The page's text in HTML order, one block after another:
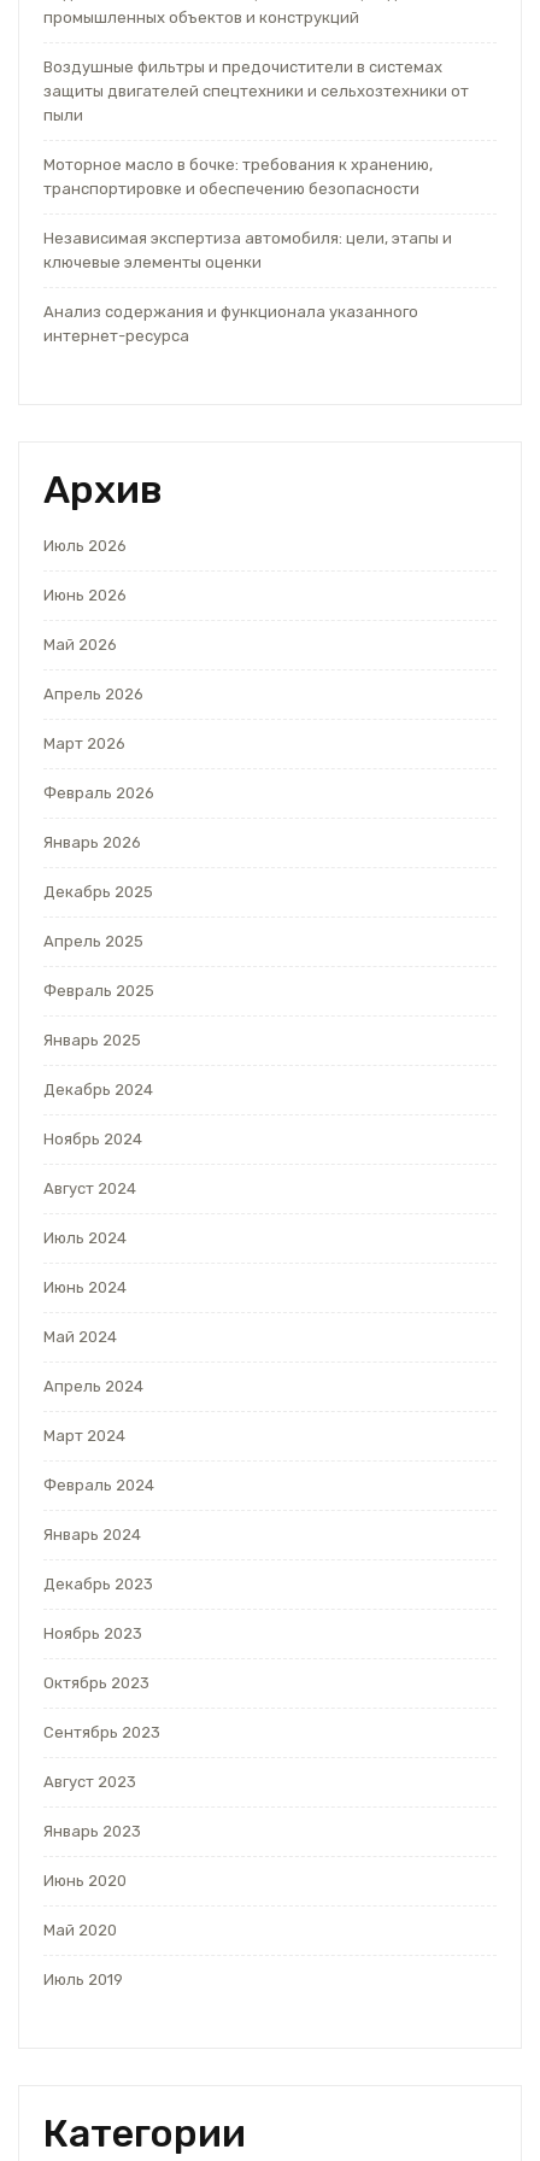
промышленных объектов и конструкций
Воздушные фильтры и предочистители в системах
защиты двигателей спецтехники и сельхозтехники от
пыли
Моторное масло в бочке: требования к хранению,
транспортировке и обеспечению безопасности
Независимая экспертиза автомобиля: цели, этапы и
ключевые элементы оценки
Анализ содержания и функционала указанного
интернет-ресурса
Архив
Июль 2026
Июнь 2026
Май 2026
Апрель 2026
Март 2026
Февраль 2026
Январь 2026
Декабрь 2025
Апрель 2025
Февраль 2025
Январь 2025
Декабрь 2024
Ноябрь 2024
Август 2024
Июль 2024
Июнь 2024
Май 2024
Апрель 2024
Март 2024
Февраль 2024
Январь 2024
Декабрь 2023
Ноябрь 2023
Октябрь 2023
Сентябрь 2023
Август 2023
Январь 2023
Июнь 2020
Май 2020
Июль 2019
Категории